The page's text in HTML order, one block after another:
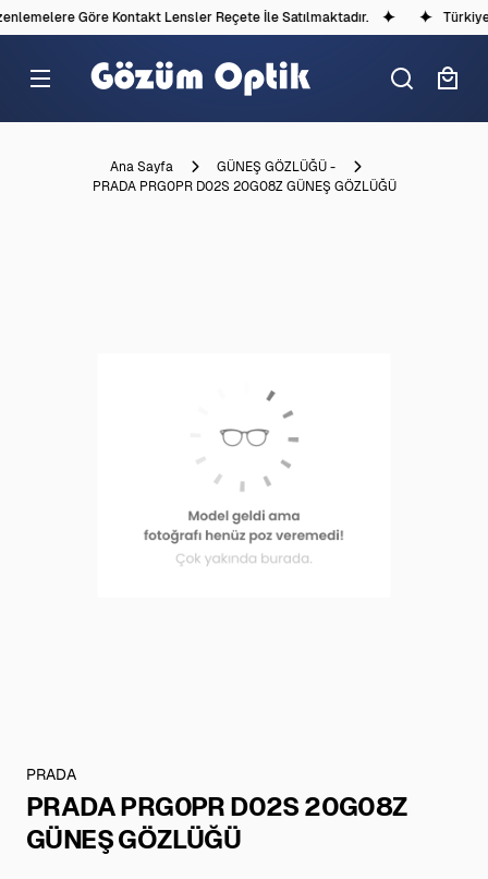
Göre Kontakt Lensler Reçete İle Satılmaktadır.
Ana Sayfa
GÜNEŞ GÖZLÜĞÜ -
PRADA PRG0PR D02S 20G08Z GÜNEŞ GÖZLÜĞÜ
PRADA
PRADA PRG0PR D02S 20G08Z
GÜNEŞ GÖZLÜĞÜ